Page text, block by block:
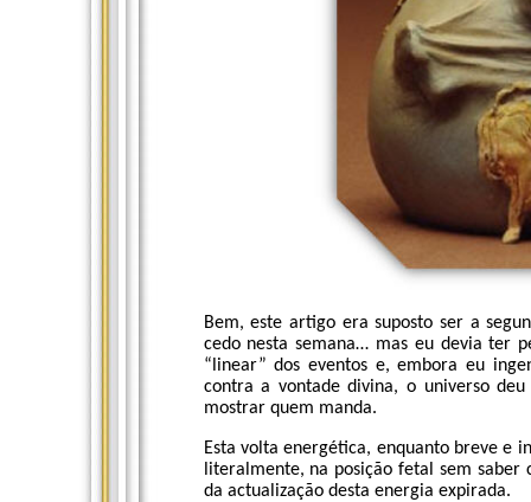
Bem, este artigo era suposto ser a
cedo nesta semana… mas eu devia ter
“linear” dos eventos e, embora eu
contra a vontade divina, o universo
mostrar quem manda.
Esta volta energética, enquanto breve e
literalmente, na posição fetal sem
da actualização desta energia expirada.